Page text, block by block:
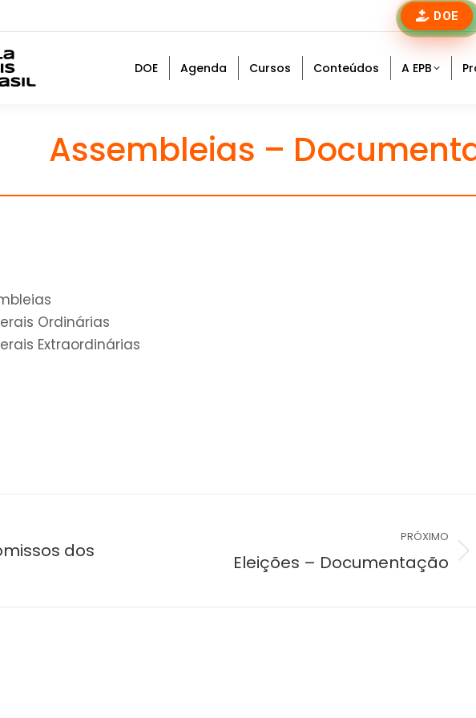
DOE
DOE Agenda Cursos Conteúdos A EPB
Assembleias –
Ordinárias
Extraordinárias
dos
PRÓXIMO
Eleições – Documentação